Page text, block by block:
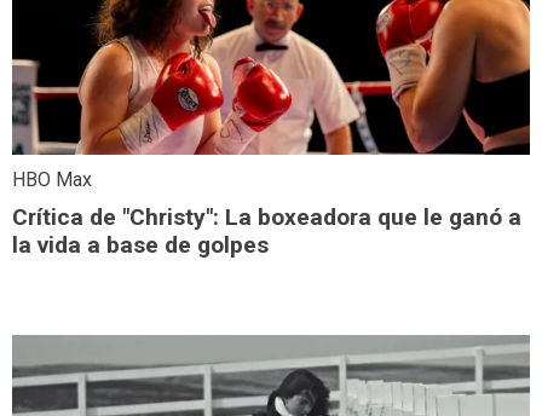
HBO Max
Crítica de "Christy": La boxeadora que le ganó a
la vida a base de golpes